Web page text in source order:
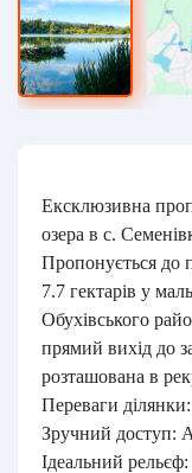
Ексклюзивна
озера в с.
Пропонується до
7.7 гектарів у
Обухівського
прямий вихід до
розташована в
Переваги ділянки:
Зручний доступ:
Ідеальний